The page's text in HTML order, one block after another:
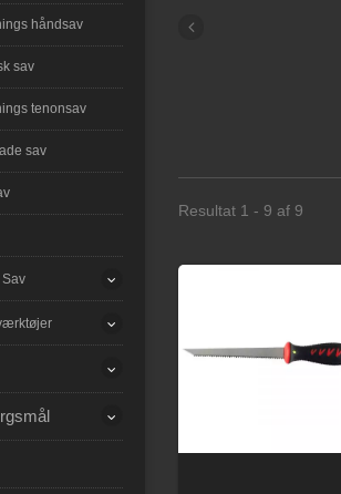
håndsav
sav
tenonsav
sav
Resultat 1 - 9 af 9